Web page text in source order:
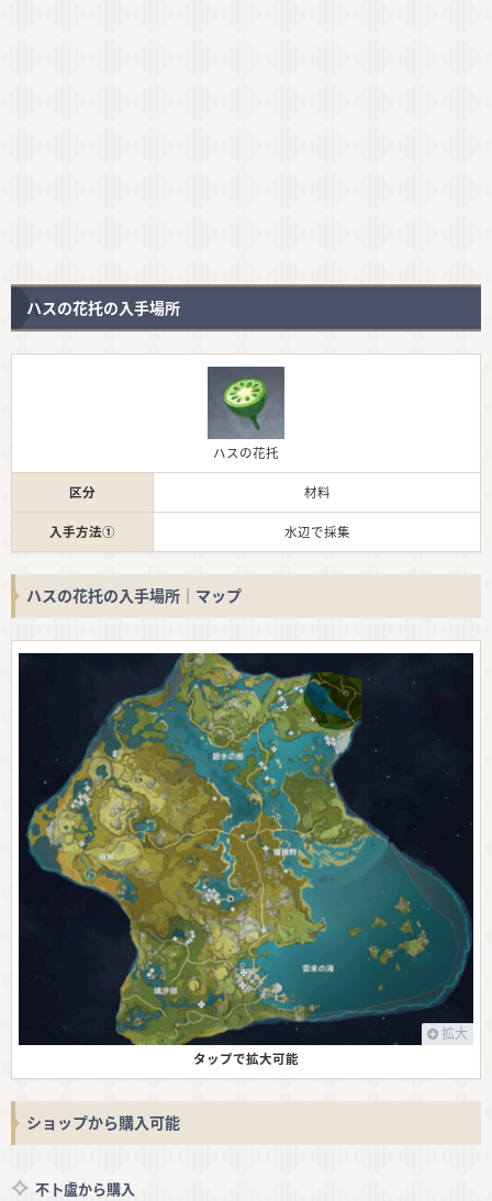
ハスの花托の入手場所
ハスの花托
区分 材料
入手方法① 水辺で採集
ハスの花托の入手場所｜マップ
拡大
タップで拡大可能
ショップから購入可能
不卜盧から購入